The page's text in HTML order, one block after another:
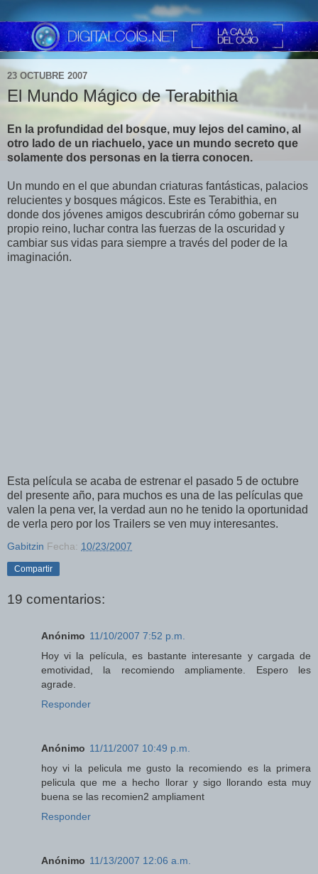
23 OCTUBRE 2007
El Mundo Mágico de Terabithia
En la profundidad del bosque, muy lejos del camino, al
otro lado de un riachuelo, yace un mundo secreto que
solamente dos personas en la tierra conocen.
Un mundo en el que abundan criaturas fantásticas, palacios
relucientes y bosques mágicos. Este es Terabithia, en
donde dos jóvenes amigos descubrirán cómo gobernar su
propio reino, luchar contra las fuerzas de la oscuridad y
cambiar sus vidas para siempre a través del poder de la
imaginación.
Esta película se acaba de estrenar el pasado 5 de octubre
del presente año, para muchos es una de las películas que
valen la pena ver, la verdad aun no he tenido la oportunidad
de verla pero por los Trailers se ven muy interesantes.
Gabitzin Fecha: 10/23/2007
Compartir
19 comentarios:
Anónimo 11/10/2007 7:52 p.m.
Hoy vi la película, es bastante interesante y cargada de
emotividad, la recomiendo ampliamente. Espero les
agrade.
Responder
Anónimo 11/11/2007 10:49 p.m.
hoy vi la pelicula me gusto la recomiendo es la primera
pelicula que me a hecho llorar y sigo llorando esta muy
buena se las recomien2 ampliament
Responder
Anónimo 11/13/2007 12:06 a.m.